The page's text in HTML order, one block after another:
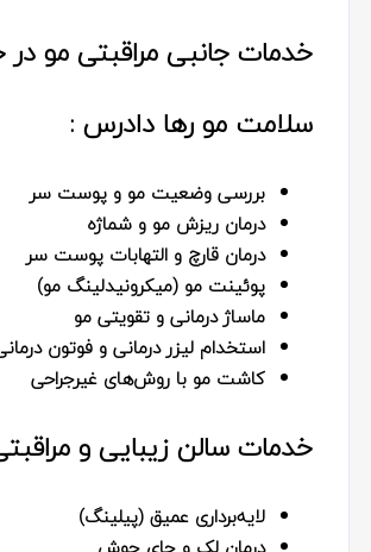
خدمات جانبی مراقبتی مو در
سلامت مو رها دادرس :
بررسی وضعیت مو و پوست سر
درمان ریزش مو و شماژه
درمان قارچ و التهابات پوست سر
پوئینت مو (میکرونیدلینگ مو)
ماساژ درمانی و تقویتی مو
استخدام لیزر درمانی و فوتون
کاشت مو با روش‌های غیرجراحی
خدمات سالن زیبایی و
لایه‌برداری عمیق (پیلینگ)